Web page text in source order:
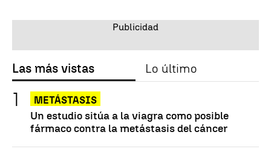
Las más vistas Lo último
METÁSTASIS
Un estudio sitúa a la viagra como posible
fármaco contra la metástasis del cáncer